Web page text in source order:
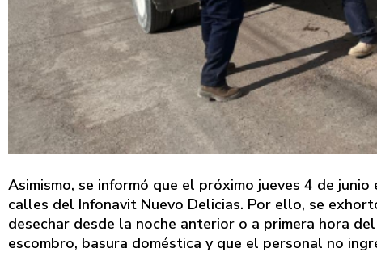
Asimismo, se informó que el próximo jueves 4 de
calles del Infonavit Nuevo Delicias. Por ello, se
desechar desde la noche anterior o a primera hora
escombro, basura doméstica y que el personal no